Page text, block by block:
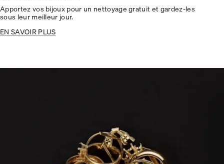
Apportez vos bijoux pour un nettoyage gratuit et gardez-les
sous leur meilleur jour.
EN SAVOIR PLUS